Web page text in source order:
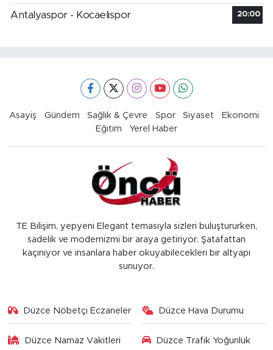
Antalyaspor - Kocaelispor 20:00
Asayiş Gündem Sağlık & Çevre Spor Siyaset
Ekonomi
Eğitim
Yerel Haber
TE Bilişim, yepyeni Elegant temasıyla sizleri buluştururken,
sadelik ve modernizmi bir araya getiriyor. Şatafattan
kaçınıyor ve insanlara haber okuyabilecekleri bir altyapı
sunuyor.
Düzce Nöbetçi Eczaneler Düzce Hava Durumu
Düzce Namaz Vakitleri
Düzce Trafik Yoğunluk